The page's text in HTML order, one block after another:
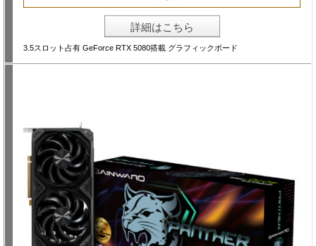
詳細はこちら
3.5スロット占有 GeForce RTX 5080搭載 グラフィックボード